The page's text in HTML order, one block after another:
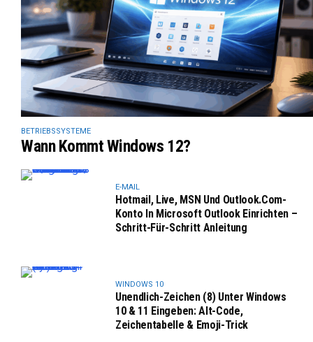
BETRIEBSSYSTEME
Wann Kommt Windows 12?
E-MAIL
Hotmail, Live, MSN Und Outlook.com-
Konto In Microsoft Outlook Einrichten –
Schritt-Für-Schritt Anleitung
WINDOWS 10
Unendlich-Zeichen (8) Unter Windows
10 & 11 Eingeben: Alt-Code,
Zeichentabelle & Emoji-Trick